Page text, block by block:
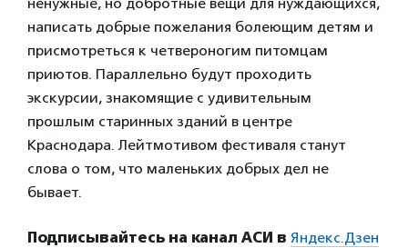
ненужные, но добротные вещи для нуждающихся,
написать добрые пожелания болеющим детям и
присмотреться к четвероногим питомцам
приютов. Параллельно будут проходить
экскурсии, знакомящие с удивительным
прошлым старинных зданий в центре
Краснодара. Лейтмотивом фестиваля станут
слова о том, что маленьких добрых дел не
бывает.
Подписывайтесь на канал АСИ в Яндекс.Дзен